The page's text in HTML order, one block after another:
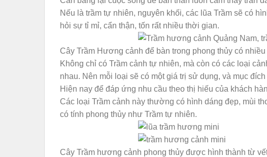
Nếu là trầm tự nhiên, nguyên khối, các lũa Trầm sẽ có
hỏi sự tỉ mỉ, cẩn thận, tốn rất nhiều thời gian.
Cây Trầm Hương cảnh để bàn trong phong thủy có
Không chỉ có Trầm cảnh tự nhiên, mà còn có các loại
nhau. Nên mỗi loại sẽ có một giá trị sử dụng, và mục
Hiện nay để đáp ứng nhu cầu theo thị hiếu của khách
Các loại Trầm cảnh này thường có hình dáng đẹp, mùi
có tính phong thủy như Trầm tự nhiên.
Cây Trầm hương cảnh phong thủy được hình thành từ